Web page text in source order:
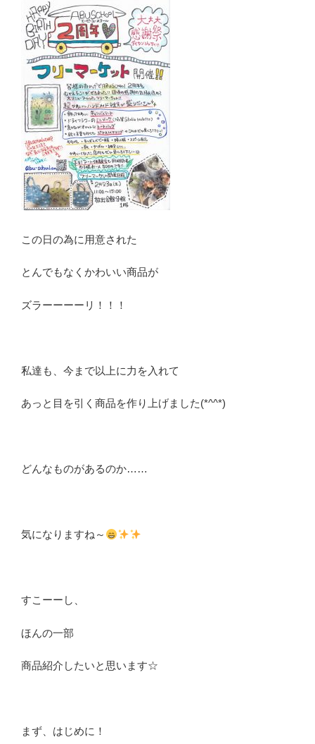
この日の為に用意された
とんでもなくかわいい商品が
ズラーーーーリ！！！
私達も、今まで以上に力を入れて
あっと目を引く商品を作り上げました(*^^*)
どんなものがあるのか……
気になりますね～
すこーーし、
ほんの一部
商品紹介したいと思います☆
まず、はじめに！